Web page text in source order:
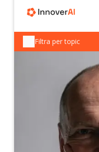
Filtra per topic